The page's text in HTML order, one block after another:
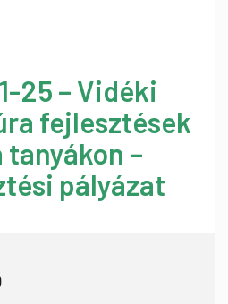
25 – Vidéki
fejlesztések
–
pályázat